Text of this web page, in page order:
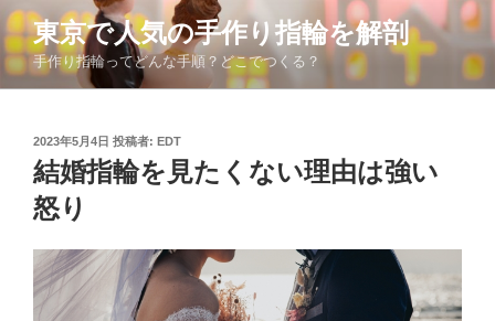
コ
ン
ン
東京で人気の手作り指輪を解剖
手作り指輪ってどんな手順？どこでつくる？
投
稿
日:
2023年5月4日 投稿者: EDT
結婚指輪を見たくない理由は強い
怒り